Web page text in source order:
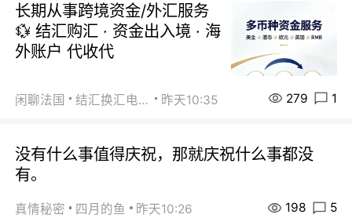
长期从事跨境资金/外汇服务
💱 结汇购汇 · 资金出入境 · 海
外账户 代收代
闲聊法国 结汇换汇电汇 昨天10:35 279 1
没有什么事值得庆祝，那就庆祝什么事都没
有。
真情秘密 四月的鱼 昨天10:26 198 5